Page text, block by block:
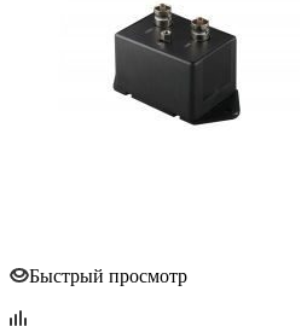
Быстрый просмотр